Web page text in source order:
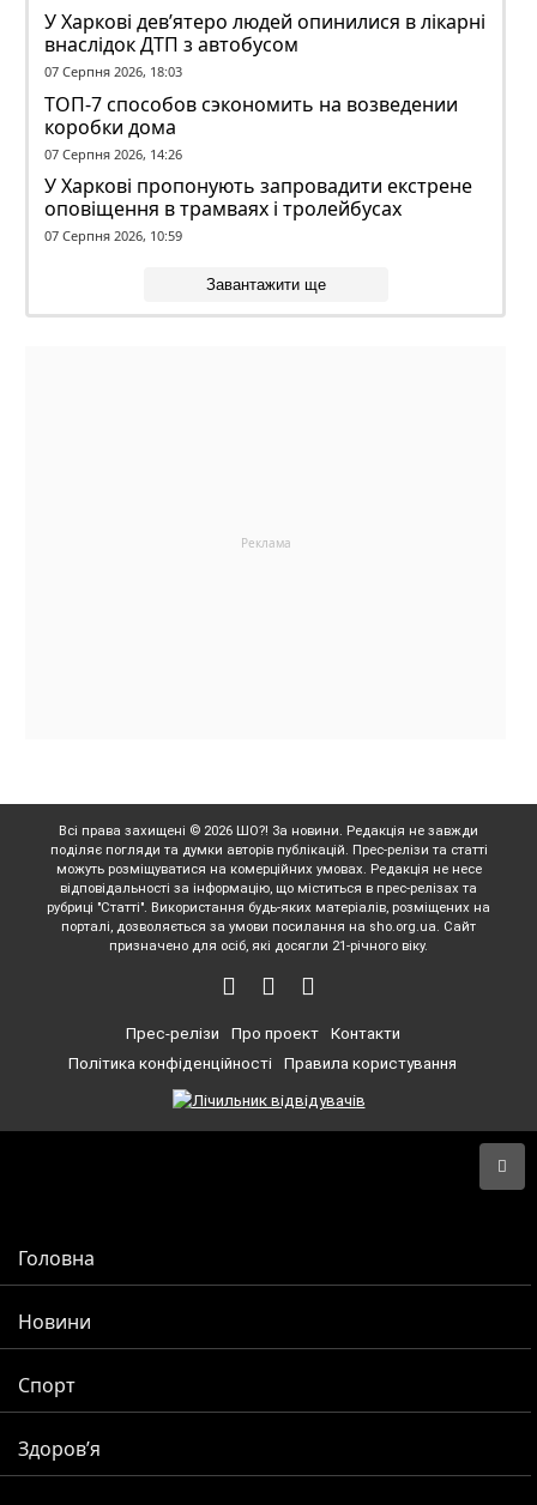
У Харкові дев’ятеро людей опинилися в лікарні
внаслідок ДТП з автобусом
07 Серпня 2026, 18:03
ТОП-7 способов сэкономить на возведении
коробки дома
07 Серпня 2026, 14:26
У Харкові пропонують запровадити екстрене
оповіщення в трамваях і тролейбусах
07 Серпня 2026, 10:59
Завантажити ще
Всі права захищені © 2026 ШО?! За новини. Редакція не завжди
поділяє погляди та думки авторів публікацій. Прес-релізи та статті
можуть розміщуватися на комерційних умовах. Редакція не несе
відповідальності за інформацію, що міститься в прес-релізах та
рубриці "Статті". Використання будь-яких матеріалів, розміщених на
порталі, дозволяється за умови посилання на sho.org.ua. Сайт
призначено для осіб, які досягли 21-річного віку.
Прес-релізи Про проект
Контакти
Політика конфіденційності
Правила користування
Головна
Новини
Спорт
Здоров’я